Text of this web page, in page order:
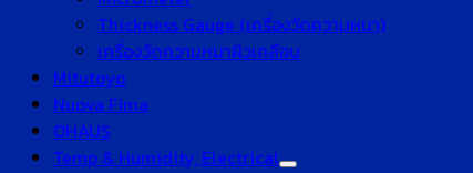
Thickness Gauge (เครื่องวัดความหนา)
เครื่องวัดความหนาผิวเคลือบ
Mitutoyo
Nuova Fima
OHAUS
Temp & Humidity, Electrical